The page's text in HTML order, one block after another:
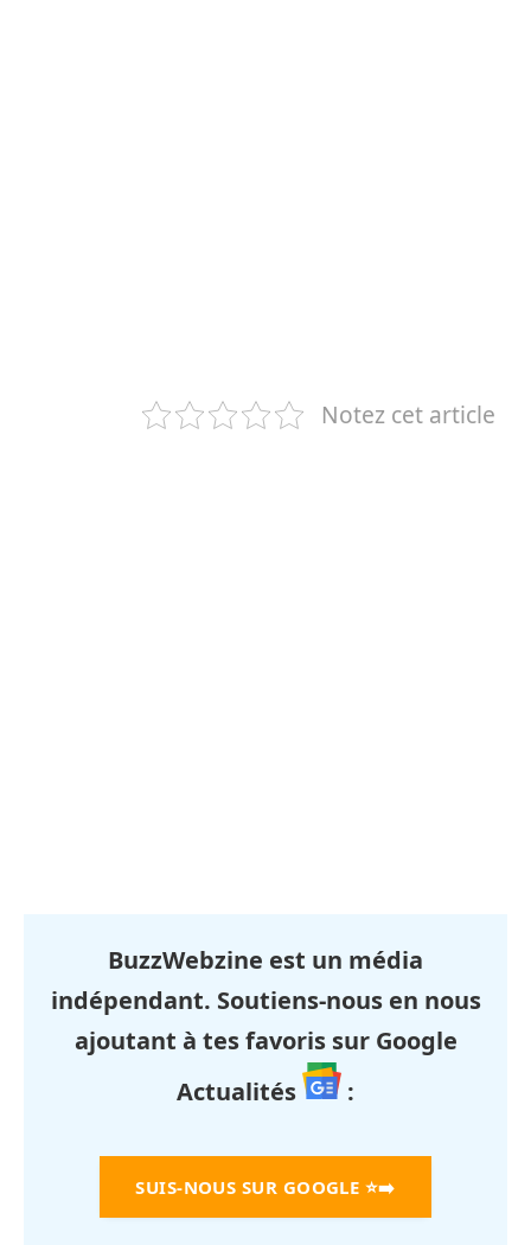
Notez cet article
BuzzWebzine est un média
indépendant. Soutiens-nous en nous
ajoutant à tes favoris sur Google
Actualités
:
SUIS-NOUS SUR GOOGLE ⭐➡️